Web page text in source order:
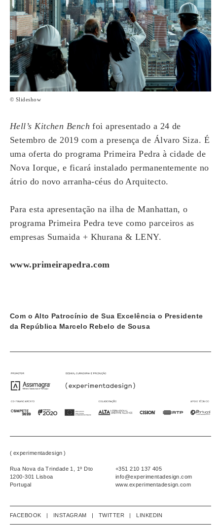
© Slideshow
Hell’s Kitchen Bench foi apresentado a 24 de
Setembro de 2019 com a presença de Álvaro Siza. É
uma oferta do programa Primeira Pedra à cidade de
Nova Iorque, e ficará instalado permanentemente no
átrio do novo arranha-céus do Arquitecto.
Para esta apresentação na ilha de Manhattan, o
programa Primeira Pedra teve como parceiros as
empresas Sumaida + Khurana & LENY.
www.primeirapedra.com
Com o Alto Patrocínio de Sua Excelência o Presidente
da República Marcelo Rebelo de Sousa
( experimentadesign )
Rua Nova da Trindade 1, 1º Dto
1200-301 Lisboa
Portugal
+351 210 137 405
info@experimentadesign.com
www.experimentadesign.com
FACEBOOK | INSTAGRAM | TWITTER | LINKEDIN